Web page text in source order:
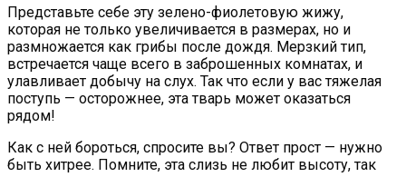
Представьте себе эту зелено-фиолетовую жижу,
которая не только увеличивается в размерах, но и
размножается как грибы после дождя. Мерзкий тип,
встречается чаще всего в заброшенных комнатах, и
улавливает добычу на слух. Так что если у вас тяжелая
поступь — осторожнее, эта тварь может оказаться
рядом!
Как с ней бороться, спросите вы? Ответ прост — нужно
быть хитрее. Помните, эта слизь не любит высоту, так